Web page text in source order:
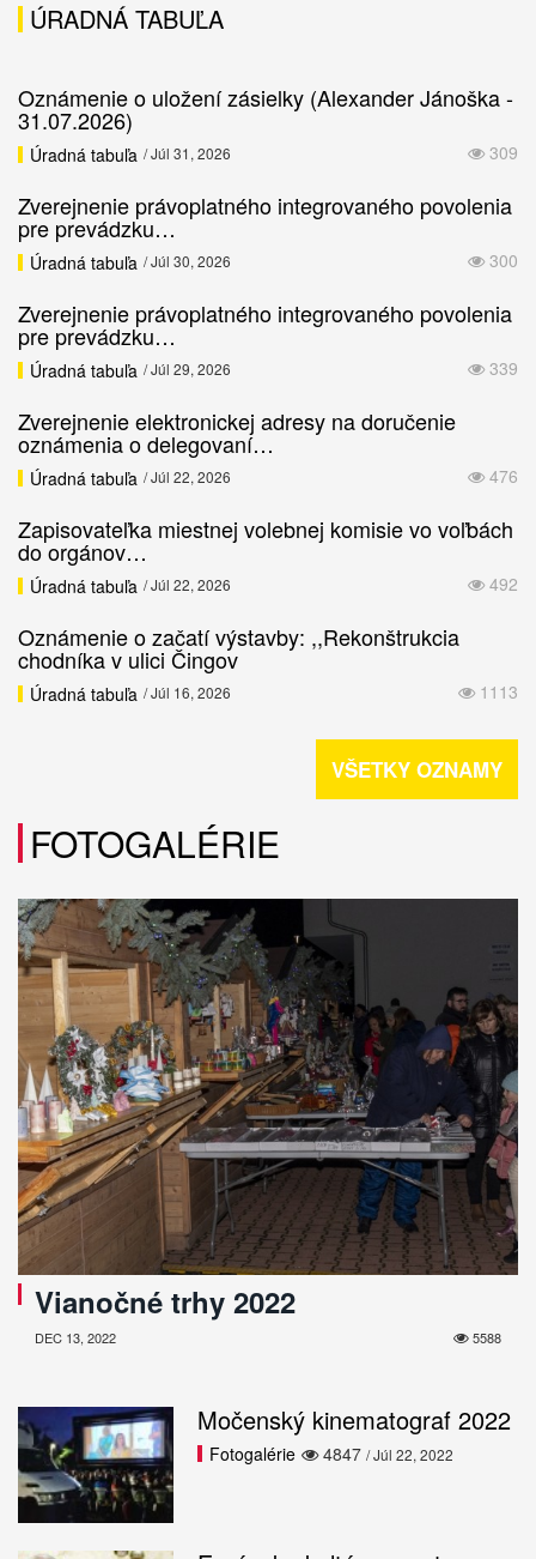
ÚRADNÁ TABUĽA
Oznámenie o uložení zásielky (Alexander Jánoška -
31.07.2026)
309
Úradná tabuľa / Júl 31, 2026
Zverejnenie právoplatného integrovaného povolenia
pre prevádzku…
300
Úradná tabuľa / Júl 30, 2026
Zverejnenie právoplatného integrovaného povolenia
pre prevádzku…
339
Úradná tabuľa / Júl 29, 2026
Zverejnenie elektronickej adresy na doručenie
oznámenia o delegovaní…
476
Úradná tabuľa / Júl 22, 2026
Zapisovateľka miestnej volebnej komisie vo voľbách
do orgánov…
492
Úradná tabuľa / Júl 22, 2026
Oznámenie o začatí výstavby: ,,Rekonštrukcia
chodníka v ulici Čingov
1113
Úradná tabuľa / Júl 16, 2026
VŠETKY OZNAMY
FOTOGALÉRIE
Vianočné trhy 2022
5588
DEC 13, 2022
Močenský kinematograf 2022
4847
Fotogalérie / Júl 22, 2022